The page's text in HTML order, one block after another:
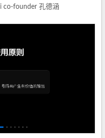
co-founder 孔德涵